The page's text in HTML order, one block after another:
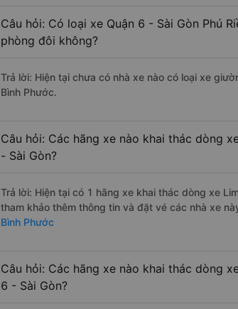
Câu hỏi: Có loại xe Quận 6 - Sài Gòn Phú
phòng đôi không?
Trả lời: Hiện tại chưa có nhà xe nào có loại xe
Bình Phước.
Câu hỏi: Các hãng xe nào khai thác dòng
- Sài Gòn?
Trả lời: Hiện tại có 1 hãng xe khai thác dòng xe
tham khảo thêm thông tin và đặt vé các nhà xe
Bình Phước
Câu hỏi: Các hãng xe nào khai thác dòng
6 - Sài Gòn?